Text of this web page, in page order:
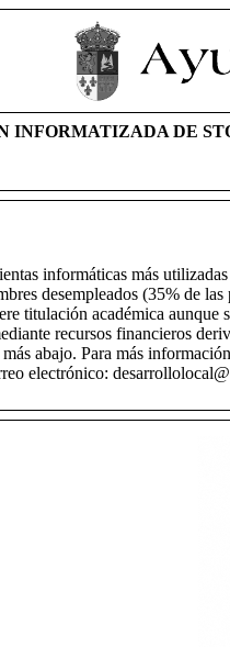
INFORMATIZADA DE
informáticas más
desempleados (35% de
titulación académica
recursos financieros
abajo. Para más
electrónico: